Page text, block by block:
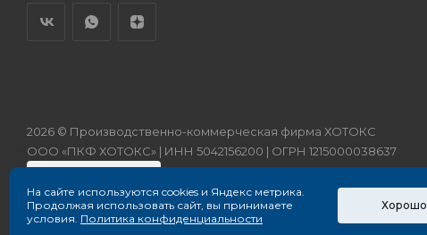
2026 © Производственно-коммерческая фирма ХОТОКС
ООО «ПКФ ХОТОКС» | ИНН 5042156200 | ОГРН 1215000038637
На сайте используются cookies и Яндекс метрика.
Продолжая использовать сайт, вы принимаете
условия. Политика конфиденциальности
Хорошо